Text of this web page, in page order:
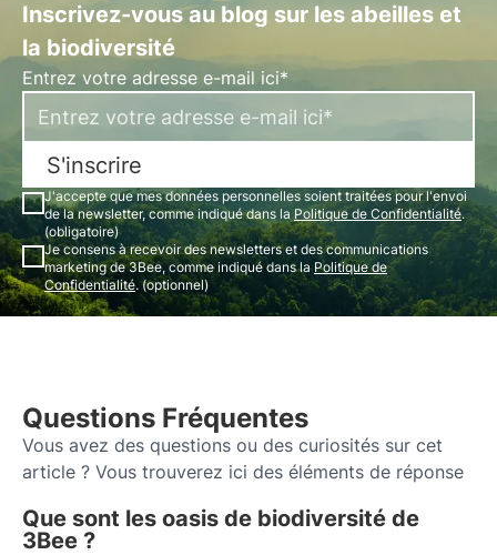
Inscrivez-vous au blog sur les abeilles et
la biodiversité
Entrez votre adresse e-mail ici*
S'inscrire
J'accepte que mes données personnelles soient traitées pour l'envoi
de la newsletter, comme indiqué dans la Politique de Confidentialité.
(obligatoire)
Je consens à recevoir des newsletters et des communications
marketing de 3Bee, comme indiqué dans la Politique de
Confidentialité. (optionnel)
Questions Fréquentes
Vous avez des questions ou des curiosités sur cet
article ? Vous trouverez ici des éléments de réponse
Que sont les oasis de biodiversité de
3Bee ?